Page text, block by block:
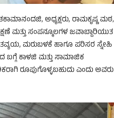
ಅಧ್ಯಕ್ಷರು, ರಾಮಕೃಷ್ಣ ಮಠ,
ಮತ್ತು ಸಂಪನ್ಮೂಲಗಳ ಜವಾಬ್ದಾರಿಯುತ
ಮರುಬಳಕೆ ಹಾಗೂ ಪರಿಸರ ಸ್ನೇಹಿ
ಕಾಳಜಿ ಮತ್ತು ಸಾಮಾಜಿಕ
ರೂಪುಗೊಳ್ಳಬಹುದು ಎಂದು ಅವರು